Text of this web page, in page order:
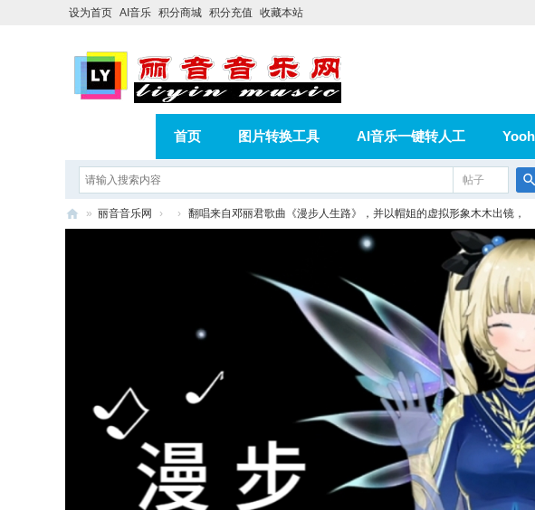
设为首页 AI音乐 积分商城 积分充值 收藏本站
首页 图片转换工具 AI音乐一键转人工
在线论坛
相册 分享 记录
帖子
索
» 丽音音乐网 › › 翻唱来自邓丽君歌曲《漫步人生路》，并以帽姐的虚拟形象木木出镜，